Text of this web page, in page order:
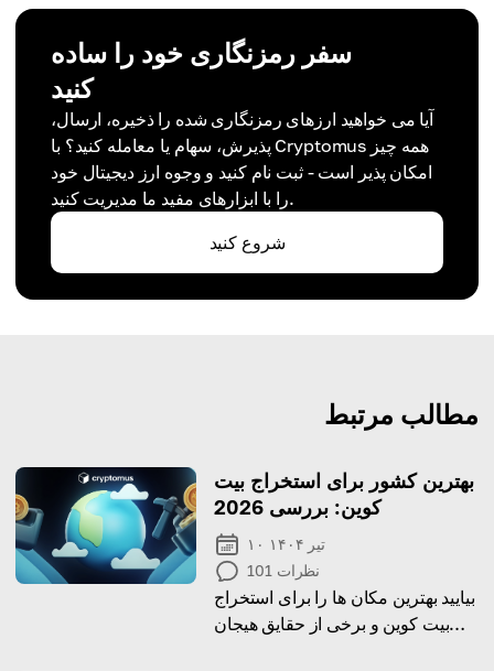
سفر رمزنگاری خود را ساده
کنید
آیا می خواهید ارزهای رمزنگاری شده را ذخیره، ارسال،
پذیرش، سهام یا معامله کنید؟ با Cryptomus همه چیز
امکان پذیر است - ثبت نام کنید و وجوه ارز دیجیتال خود
را با ابزارهای مفید ما مدیریت کنید.
شروع کنید
مطالب مرتبط
بهترین کشور برای استخراج بیت
کوین: بررسی 2026
۱۰ تیر ۱۴۰۴
101 نظرات
بیایید بهترین مکان ها را برای استخراج
بیت کوین و برخی از حقایق هیجان